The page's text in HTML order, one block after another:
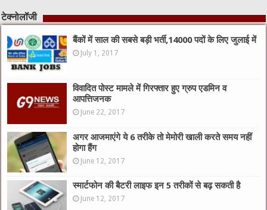
टेक्नोलॉजी
बैंकों में साल की सबसे बड़ी भर्ती,14000 पदों के लिए जुलाई में
July 1, 2017
विवादित पोस्ट मामले में गिरफ्तार हुए ग्रुप एडमिन व
आपत्तिजनक
June 22, 2017
अगर आजमाएंगे ये 6 तरीके तो मेमोरी खाली करते समय नहीं
होगा हैंग
June 12, 2017
स्मार्टफोन की बैटरी लाइफ इन 5 तरीकों से बढ़ सकती है
June 12, 2017